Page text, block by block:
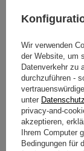
Wir verwenden
der Website, um
Datenverkehr zu
durchzuführen -
unter
privacy-and-
akzeptieren,
Ihrem Computer
Bedingungen für